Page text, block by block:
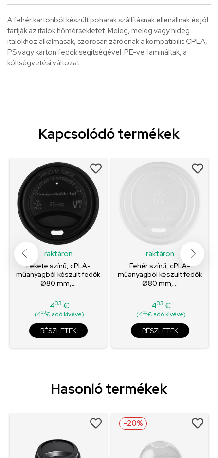
A fehér kartonból készült poharak szállításnak ellenállnak és jól
tartják az italok hőmérsékletét. Meleg, meleg vagy hideg
italokhoz alkalmasak, szorosan záródnak a kompatibilis CPLA,
PS vagy karton fedők segítségével. PE-vel lamináltak, a
költségvetési változat.
Kapcsolódó termékek
raktáron
Fekete színű, cPLA-
műanyagból készült fedők
Ø80 mm,...
Ár
433 €
(433€ adó.kivéve)
RÉSZLETEK
raktáron
Fehér színű, cPLA-
műanyagból készült fedők
Ø80 mm,...
Ár
433 €
(433€ adó.kivéve)
RÉSZLETEK
Hasonló termékek
-20%